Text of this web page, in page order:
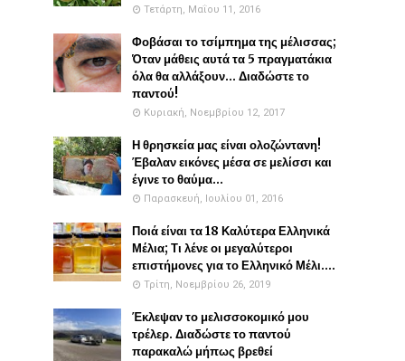
Τετάρτη, Μαΐου 11, 2016
Φοβάσαι το τσίμπημα της μέλισσας;
Όταν μάθεις αυτά τα 5 πραγματάκια
όλα θα αλλάξουν... Διαδώστε το
παντού!
Κυριακή, Νοεμβρίου 12, 2017
Η θρησκεία μας είναι ολοζώντανη!
Έβαλαν εικόνες μέσα σε μελίσσι και
έγινε το θαύμα...
Παρασκευή, Ιουλίου 01, 2016
Ποιά είναι τα 18 Καλύτερα Ελληνικά
Μέλια; Τι λένε οι μεγαλύτεροι
επιστήμονες για το Ελληνικό Μέλι....
Τρίτη, Νοεμβρίου 26, 2019
Έκλεψαν το μελισσοκομικό μου
τρέλερ. Διαδώστε το παντού
παρακαλώ μήπως βρεθεί